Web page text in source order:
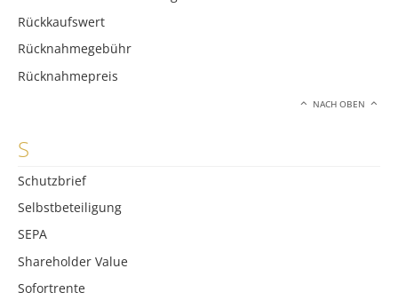
Rückkaufswert
Rücknahmegebühr
Rücknahmepreis
NACH OBEN
S
Schutzbrief
Selbstbeteiligung
SEPA
Shareholder Value
Sofortrente